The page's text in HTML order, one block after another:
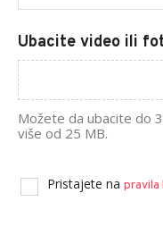
Ubacite video ili
Možete da ubacite do
više od 25 MB.
Pristajete na pravila